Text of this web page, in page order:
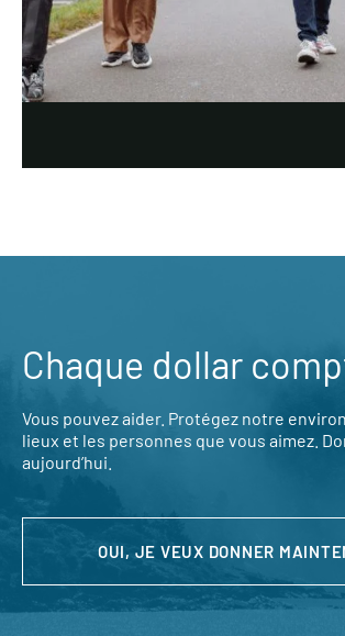
Chaque dollar
Vous pouvez aider. Protégez notre
lieux et les personnes que vous aimez.
aujourd’hui.
OUI, JE VEUX DONNER